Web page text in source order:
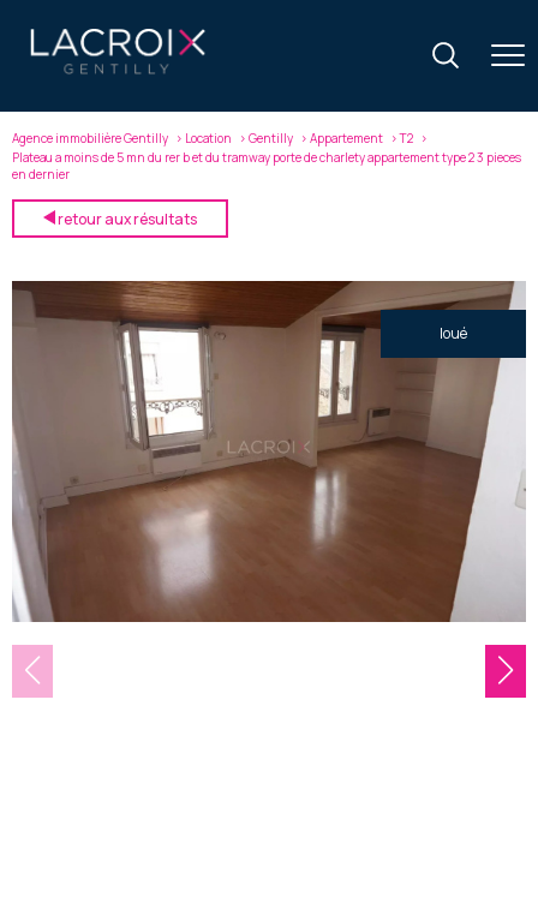
Agence immobilière Gentilly Location Gentilly Appartement
T2
Plateau a moins de 5 mn du rer b et du tramway porte de charlety appartement type 2 3 pieces
en dernier
retour aux résultats
loué